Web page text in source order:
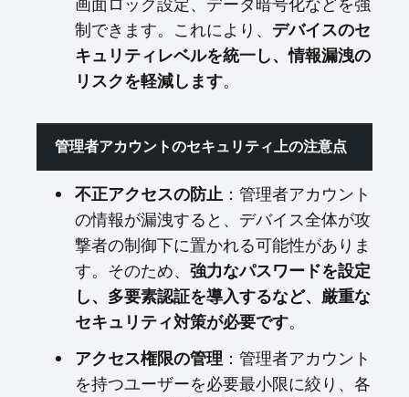
制できます。これにより、
デバイスのセ
キュリティレベルを統一し、情報漏洩の
リスクを軽減します。
管理者アカウントのセキュリティ上の注意点
不正アクセスの防止 ：管理者アカウント
の情報が漏洩すると、デバイス全体が攻
撃者の制御下に置かれる可能性がありま
す。そのため、
強力なパスワードを設定
し、多要素認証を導入するなど、厳重な
セキュリティ対策が必要です。
アクセス権限の管理：管理者アカウント
を持つユーザーを必要最小限に絞り、各